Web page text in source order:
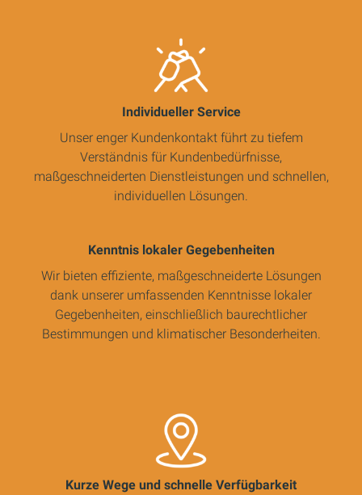
Individueller Service
Unser enger Kundenkontakt führt zu tiefem
Verständnis für Kundenbedürfnisse,
maßgeschneiderten Dienstleistungen und schnellen,
individuellen Lösungen.
Kenntnis lokaler Gegebenheiten
Wir bieten effiziente, maßgeschneiderte Lösungen
dank unserer umfassenden Kenntnisse lokaler
Gegebenheiten, einschließlich baurechtlicher
Bestimmungen und klimatischer Besonderheiten.
Kurze Wege und schnelle Verfügbarkeit